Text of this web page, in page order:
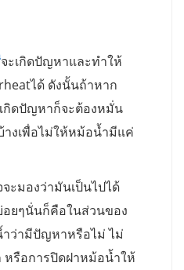
จะเกิดปัญหาและทำให้
ได้ ดังนั้นถ้าหาก
กิดปัญหาก็จะต้องหมั่น
างเพื่อไม่ให้หม้อน้ำมีแค่
ะมองว่ามันเป็นไปได้
ยๆนั่นก็คือในส่วนของ
ว่ามีปัญหาหรือไม่ ไม่
หรือการปิดฝาหม้อน้ำให้